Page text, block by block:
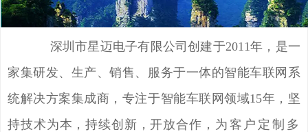
深圳市星迈电子有限公司创建于2011年，是一
家集研发、生产、销售、服务于一体的智能车联网系
统解决方案集成商，专注于智能车联网领域15年，坚
持技术为本，持续创新，开放合作， 为客户定制多